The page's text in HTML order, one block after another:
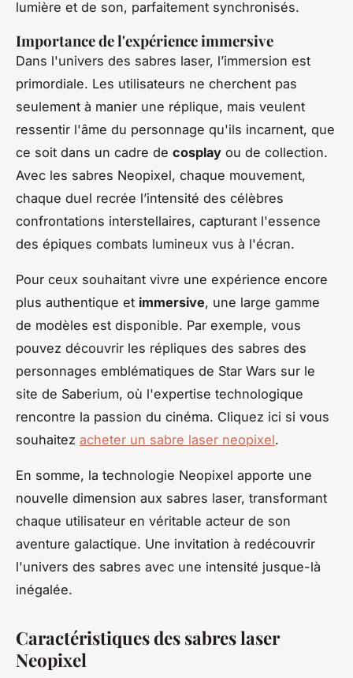
lumière et de son, parfaitement synchronisés.
Importance de l'expérience immersive
Dans l'univers des sabres laser, l’immersion est
primordiale. Les utilisateurs ne cherchent pas
seulement à manier une réplique, mais veulent
ressentir l'âme du personnage qu'ils incarnent, que
ce soit dans un cadre de cosplay ou de collection.
Avec les sabres Neopixel, chaque mouvement,
chaque duel recrée l’intensité des célèbres
confrontations interstellaires, capturant l'essence
des épiques combats lumineux vus à l'écran.
Pour ceux souhaitant vivre une expérience encore
plus authentique et immersive, une large gamme
de modèles est disponible. Par exemple, vous
pouvez découvrir les répliques des sabres des
personnages emblématiques de Star Wars sur le
site de Saberium, où l'expertise technologique
rencontre la passion du cinéma. Cliquez ici si vous
souhaitez acheter un sabre laser neopixel.
En somme, la technologie Neopixel apporte une
nouvelle dimension aux sabres laser, transformant
chaque utilisateur en véritable acteur de son
aventure galactique. Une invitation à redécouvrir
l'univers des sabres avec une intensité jusque-là
inégalée.
Caractéristiques des sabres laser
Neopixel